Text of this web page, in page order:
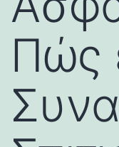
Πώς